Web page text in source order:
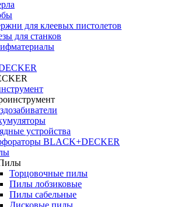
для клеевых пистолетов
для станков
устройства
BLACK+DECKER
Торцовочные пилы
Пилы лобзиковые
Пилы сабельные
Дисковые пилы